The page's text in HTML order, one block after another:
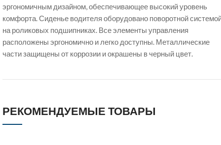
эргономичным дизайном, обеспечивающее высокий уровень
комфорта. Сиденье водителя оборудовано поворотной
на роликовых подшипниках. Все элементы управления
расположены эргономично и легко доступны. Металлические
части защищены от коррозии и окрашены в черный цвет.
РЕКОМЕНДУЕМЫЕ ТОВАРЫ